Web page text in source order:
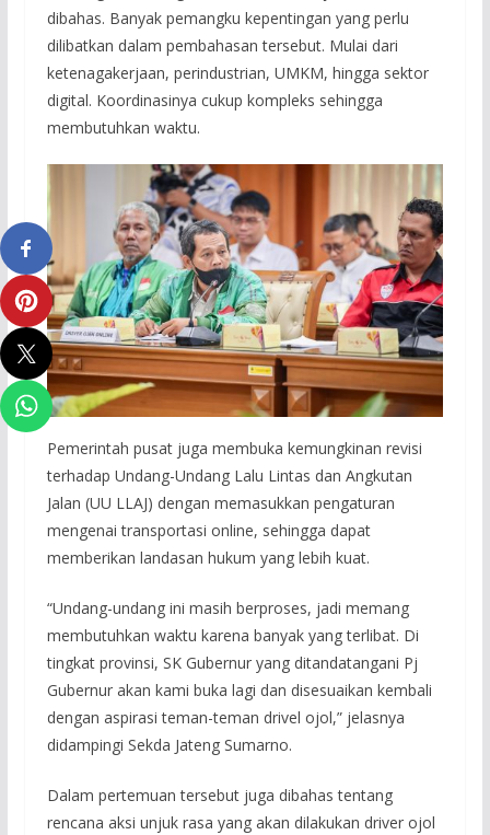
dibahas. Banyak pemangku kepentingan yang perlu
dilibatkan dalam pembahasan tersebut. Mulai dari
ketenagakerjaan, perindustrian, UMKM, hingga sektor
digital. Koordinasinya cukup kompleks sehingga
membutuhkan waktu.
Pemerintah pusat juga membuka kemungkinan revisi
terhadap Undang-Undang Lalu Lintas dan Angkutan
Jalan (UU LLAJ) dengan memasukkan pengaturan
mengenai transportasi online, sehingga dapat
memberikan landasan hukum yang lebih kuat.
“Undang-undang ini masih berproses, jadi memang
membutuhkan waktu karena banyak yang terlibat. Di
tingkat provinsi, SK Gubernur yang ditandatangani Pj
Gubernur akan kami buka lagi dan disesuaikan kembali
dengan aspirasi teman-teman drivel ojol,” jelasnya
didampingi Sekda Jateng Sumarno.
Dalam pertemuan tersebut juga dibahas tentang
rencana aksi unjuk rasa yang akan dilakukan driver ojol